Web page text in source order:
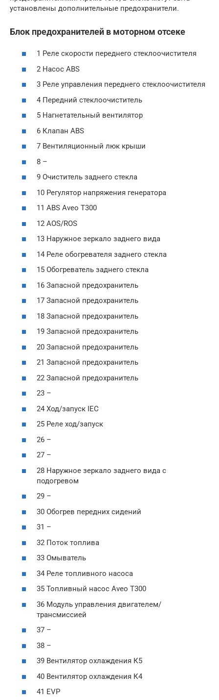
установлены дополнительные предохранители.
Блок предохранителей в моторном отсеке
1 Реле скорости переднего стеклоочистителя
2 Насос ABS
3 Реле управления переднего стеклоочистителя
4 Передний стеклоочиститель
5 Нагнетательный вентилятор
6 Клапан ABS
7 Вентиляционный люк крыши
8 –
9 Очиститель заднего стекла
10 Регулятор напряжения генератора
11 ABS Aveo T300
12 AOS/ROS
13 Наружное зеркало заднего вида
14 Реле обогревателя заднего стекла
15 Обогреватель заднего стекла
16 Запасной предохранитель
17 Запасной предохранитель
18 Запасной предохранитель
19 Запасной предохранитель
20 Запасной предохранитель
21 Запасной предохранитель
22 Запасной предохранитель
23 –
24 Ход/запуск IEC
25 Реле ход/запуск
26 –
27 –
28 Наружное зеркало заднего вида с
подогревом
29 –
30 Обогрев передних сидений
31 –
32 Поток топлива
33 Омыватель
34 Реле топливного насоса
35 Топливный насос Aveo T300
36 Модуль управления двигателем/
трансмиссией
37 –
38 –
39 Вентилятор охлаждения К5
40 Вентилятор охлаждения К4
41 EVP